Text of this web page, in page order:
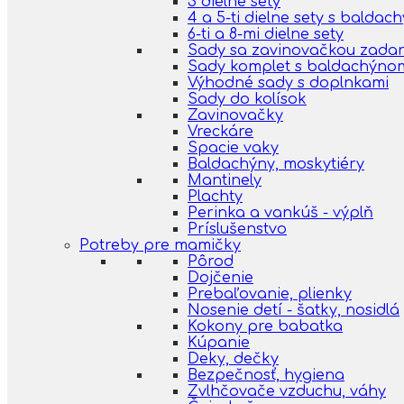
4 a 5-ti dielne sety s
6-ti a 8-mi dielne sety
Sady sa zavinovačkou
Sady komplet s
Výhodné sady s doplnkami
Sady do kolísok
Zavinovačky
Vreckáre
Spacie vaky
Baldachýny, moskytiéry
Mantinely
Plachty
Perinka a vankúš - výplň
Príslušenstvo
Potreby pre mamičky
Pôrod
Dojčenie
Prebaľovanie, plienky
Nosenie detí - šatky, nosidlá
Kokony pre babatka
Kúpanie
Deky, dečky
Bezpečnosť, hygiena
Zvlhčovače vzduchu, váhy